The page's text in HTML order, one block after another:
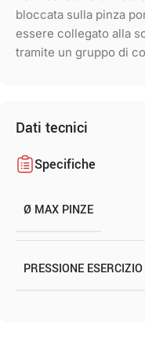
bloccata sulla pinza
essere collegato alla
tramite un gruppo di
Dati tecnici
Specifiche
Ø MAX PINZE
PRESSIONE ESERCIZIO